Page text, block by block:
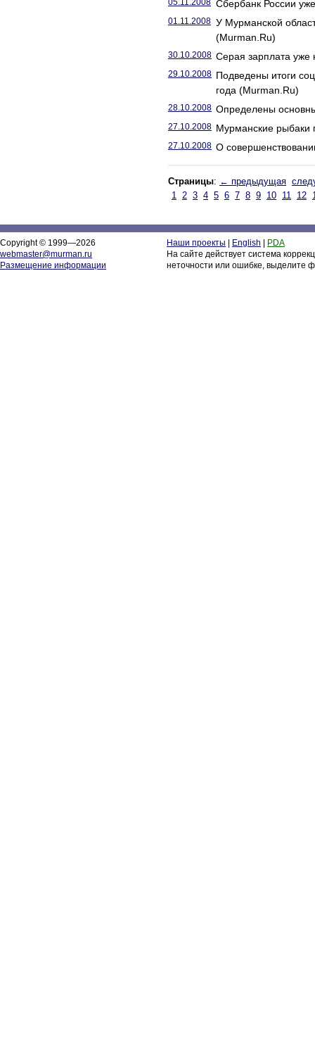
05.11.2008 Сбербанк России
01.11.2008 У Мурманской
(Murman.Ru)
30.10.2008 Серая зарплата уже
29.10.2008 Подведены итоги
года (Murman.Ru)
28.10.2008 Определены
27.10.2008 Мурманские рыбаки
27.10.2008 О
Страницы: ← предыдущая
1 2 3 4 5 6 7 8 9 10 11 12
Copyright © 1999—2026
webmaster@murman.ru
Размещение информации
Наши проекты English
PDA
На сайте действует система
неточности или ошибке, выделите